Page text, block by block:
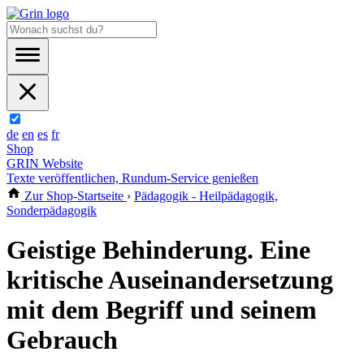
de en es fr
Shop
GRIN Website
Texte veröffentlichen, Rundum-Service genießen
Zur Shop-Startseite › Pädagogik - Heilpädagogik,
Sonderpädagogik
Geistige Behinderung. Eine
kritische Auseinandersetzung
mit dem Begriff und seinem
Gebrauch